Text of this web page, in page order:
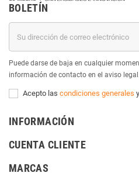
BOLETÍN
Puede darse de baja en cualquier
información de contacto en el aviso legal.
Acepto las condiciones generales
INFORMACIÓN
CUENTA CLIENTE
MARCAS